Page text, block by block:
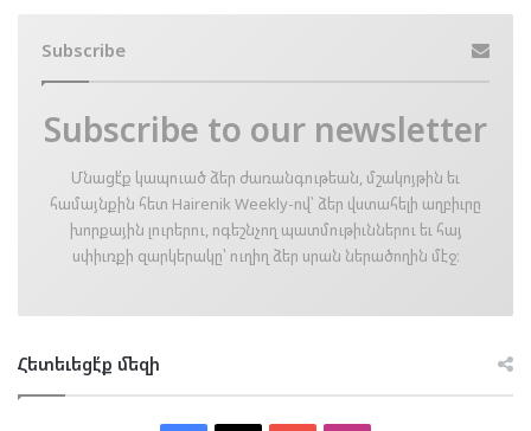
Subscribe
Subscribe to our newsletter
Մնացէ՛ք կապուած ձեր ժառանգութեան, մշակոյթին եւ
համայնքին հետ Hairenik Weekly-ով՝ ձեր վստահելի աղբիւրը
խորքային լուրերու, ոգեշնչող պատմութիւններու եւ հայ
սփիւռքի զարկերակը՝ ուղիղ ձեր սրան ներածողին մէջ։
Հետեւեցէ՛ք մեզի